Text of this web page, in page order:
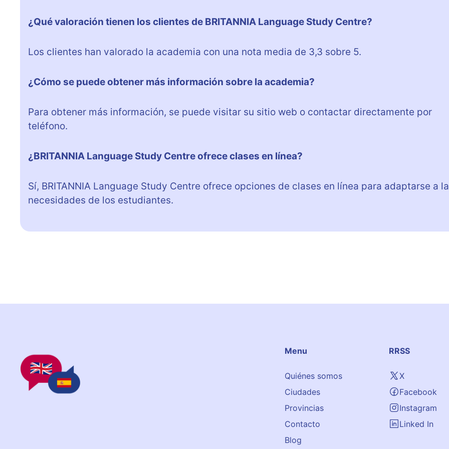
¿Qué valoración tienen los clientes de BRITANNIA Language Study Centre?
Los clientes han valorado la academia con una nota media de 3,3 sobre 5.
¿Cómo se puede obtener más información sobre la academia?
Para obtener más información, se puede visitar su sitio web o contactar directamente por
teléfono.
¿BRITANNIA Language Study Centre ofrece clases en línea?
Sí, BRITANNIA Language Study Centre ofrece opciones de clases en línea para adaptarse a
necesidades de los estudiantes.
Menu
Quiénes somos
Ciudades
Provincias
Contacto
Blog
RRSS
X
Facebook
Instagram
Linked In